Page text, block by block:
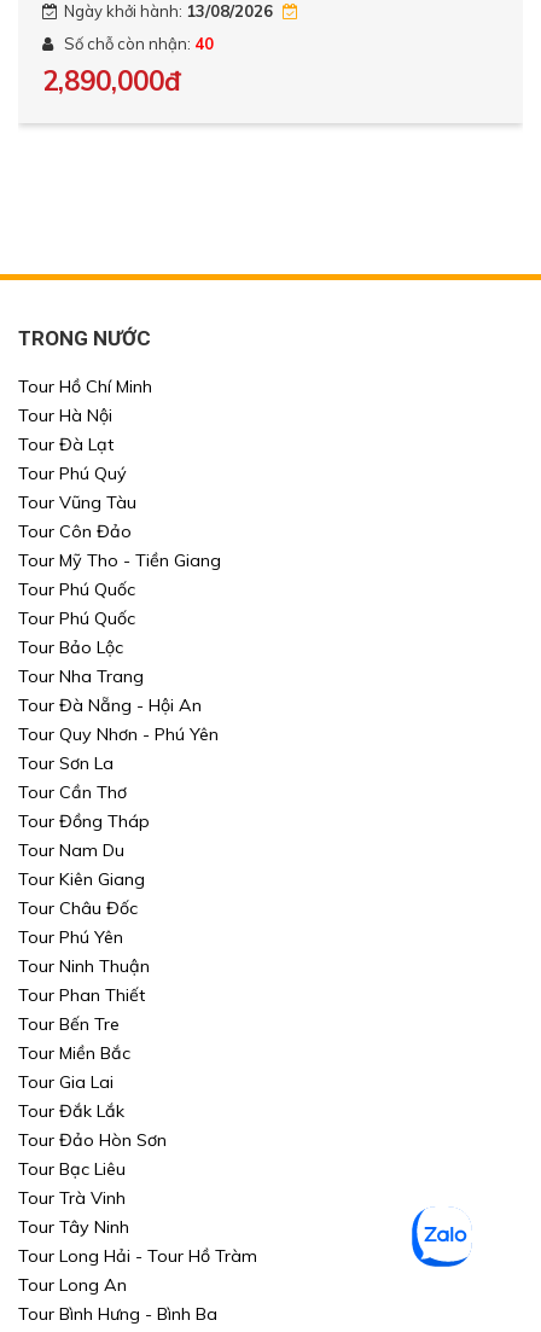
Ngày khởi hành: 13/08/2026
Số chỗ còn nhận: 40
2,890,000đ
TRONG NƯỚC
Tour Hồ Chí Minh
Tour Hà Nội
Tour Đà Lạt
Tour Phú Quý
Tour Vũng Tàu
Tour Côn Đảo
Tour Mỹ Tho - Tiền Giang
Tour Phú Quốc
Tour Phú Quốc
Tour Bảo Lộc
Tour Nha Trang
Tour Đà Nẵng - Hội An
Tour Quy Nhơn - Phú Yên
Tour Sơn La
Tour Cần Thơ
Tour Đồng Tháp
Tour Nam Du
Tour Kiên Giang
Tour Châu Đốc
Tour Phú Yên
Tour Ninh Thuận
Tour Phan Thiết
Tour Bến Tre
Tour Miền Bắc
Tour Gia Lai
Tour Đắk Lắk
Tour Đảo Hòn Sơn
Tour Bạc Liêu
Tour Trà Vinh
Tour Tây Ninh
Tour Long Hải - Tour Hồ Tràm
Tour Long An
Tour Bình Hưng - Bình Ba